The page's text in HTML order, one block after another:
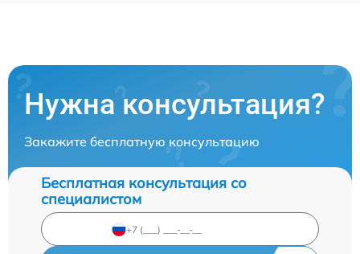
Нужна консультация?
Закажите бесплатную консультацию
Бесплатная консультация со
специалистом